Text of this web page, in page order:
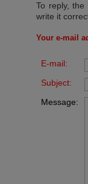
To reply,
write it
Your e-mail
E-mail:
Subject:
Message: